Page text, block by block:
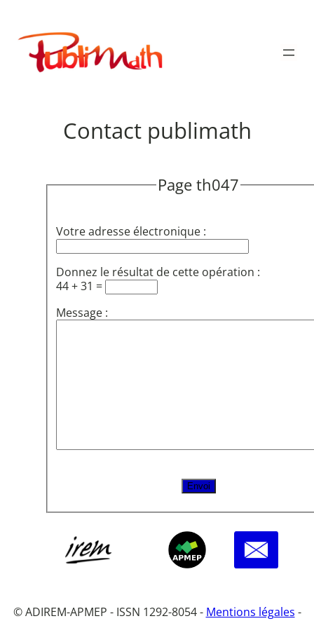
contenu
Publimath
Contact publimath
Page th047
Votre adresse électronique :
Donnez le résultat de cette opération :
44 + 31 =
Message :
© ADIREM-APMEP - ISSN 1292-8054 - Mentions légales -